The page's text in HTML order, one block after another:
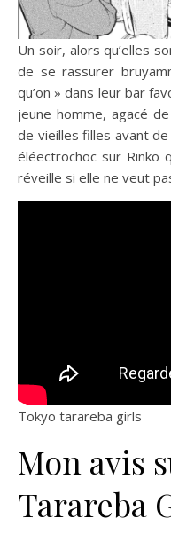
Un soir, alors qu’elles
de se rassurer
qu’on » dans leur bar
jeune homme, agacé
de vieilles filles avant de
éléectrochoc sur Rinko
réveille si elle ne veut
Tokyo tarareba girls
Mon avis
Tarareba